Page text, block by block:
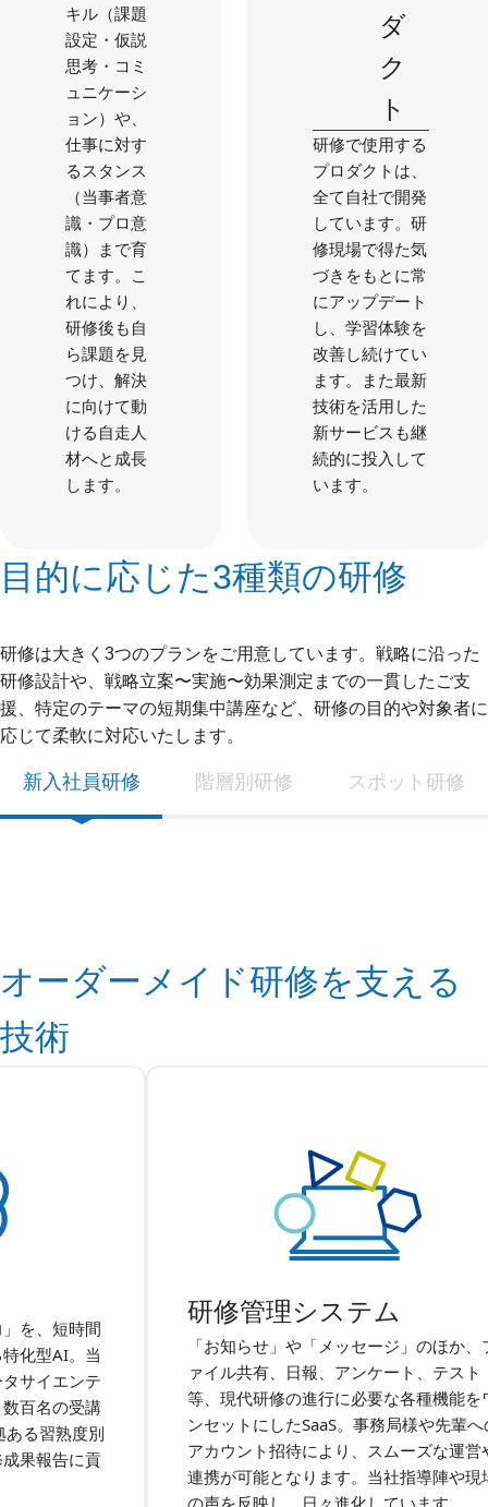
キル（課題
設定・仮説
思考・コミ
ュニケーシ
ョン）や、
仕事に対す
るスタンス
（当事者意
識・プロ意
識）まで育
てます。こ
れにより、
研修後も自
ら課題を見
つけ、解決
に向けて動
ける自走人
材へと成長
します。
ダ
ク
ト
研修で使用する
プロダクトは、
全て自社で開発
しています。研
修現場で得た気
づきをもとに常
にアップデート
し、学習体験を
改善し続けてい
ます。また最新
技術を活用した
新サービスも継
続的に投入して
います。
目的に応じた3種類の研修
研修は大きく3つのプランをご用意しています。戦略に沿った
研修設計や、戦略立案〜実施〜効果測定までの一貫したご支
援、特定のテーマの短期集中講座など、研修の目的や対象者に
応じて柔軟に対応いたします。
新入社員研修 階層別研修 スポット研修
オーダーメイド研修を支える
技術
を、短時間
化型AI。当
サイエンテ
百名の受講
る習熟度別
果報告に貢
研修管理システム
「お知らせ」や「メッセージ」のほか、
ァイル共有、日報、アンケート、テスト
等、現代研修の進行に必要な各種機能を
ンセットにしたSaaS。事務局様や先輩へ
アカウント招待により、スムーズな運営
連携が可能となります。当社指導陣や現